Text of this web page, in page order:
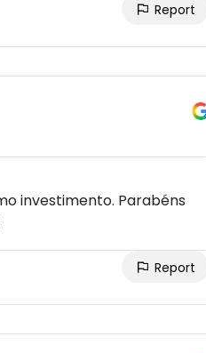
Report
investimento. Parabéns
Report